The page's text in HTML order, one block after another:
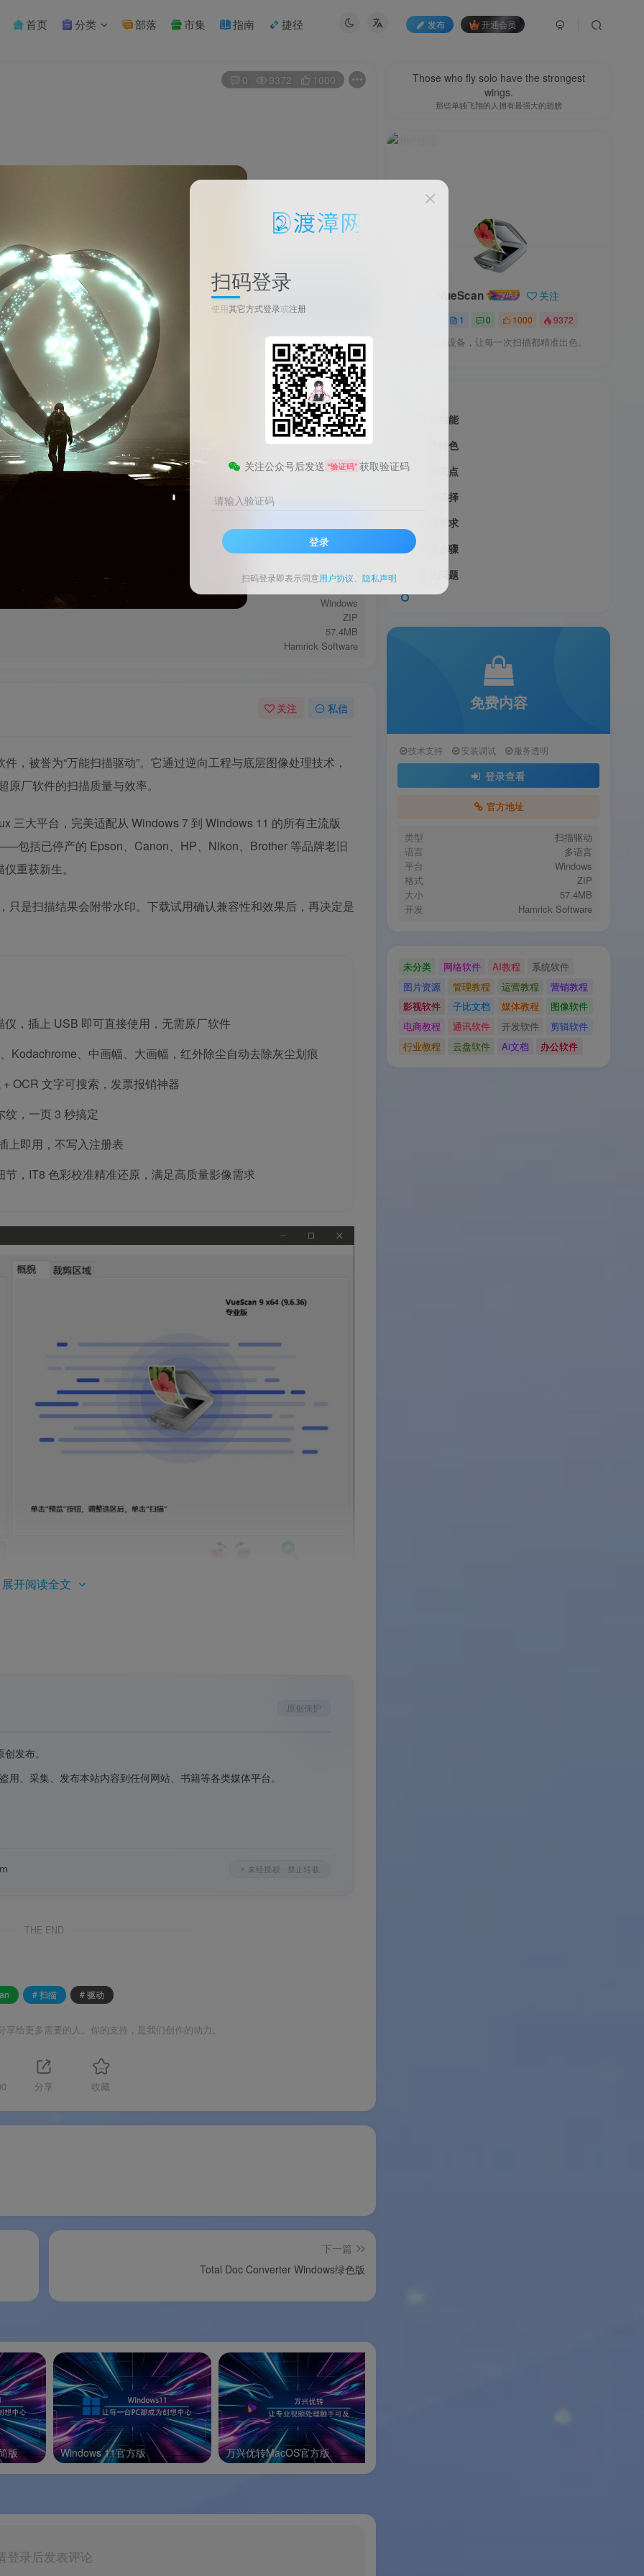
发布 开通会员
首页 分类 部落 市集 指南 捷径
0 9372 1000
Windows专业版
内容为免费资源，请登录后查看
0
技术支持 安装调试
扫描驱动
Windows
ZIP
57.4MB
Hamrick Software
关注 私信
，被誉为“万能扫描驱动”。它通过逆向工程与底层图像处理技术，
厂软件的扫描质量与效率。
三大平台，完美适配从 Windows 7 到 Windows 11 的所有主流版
包括已停产的 Epson、Canon、HP、Nikon、Brother 等品牌老旧
重获新生。
是扫描结果会附带水印。下载试用确认兼容性和效果后，再决定是
，插上 USB 即可直接使用，无需原厂软件
Kodachrome、中画幅、大画幅，红外除尘自动去除灰尘划痕
OCR 文字可搜索，发票报销神器
，一页 3 秒搞定
即用，不写入注册表
，IT8 色彩校准精准还原，满足高质量影像需求
Windows专业版
与 Apple Silicon）、Linux 统一软件，一套技能通吃
保留完整细节供后期调整；红外除尘自动去除灰尘划痕
片扫描仪、幻灯片扫描仪全类型。
保留完整细节，支持后期精细调整。红外除尘（IR Clean）自动
色彩，消除色偏。支持自定义分辨率、色彩模式、曝光、白平
幻灯片、Kodachrome、中画幅、大画幅。多帧降噪降低扫描噪
拼接图像、CLI 命令行批量任务、触摸修整 AI 等实用工具。
程序即可工作，不会修改系统的驱动程序，可以和其他扫描软件
存所有原始传感器数据，可随时回到“冲洗”步骤重新调整曝光、白
展开阅读全文
原创保护
发布。
、采集、发布本站内容到任何网站、书籍等各类媒体平台。
⚡ 未经授权 · 禁止转载
THE END
# 扫描 # 驱动
给更多需要的人。你的支持，是我们创作的动力。
分享 收藏
下一篇
Total Doc Converter Windows绿色版
版 Windows 11官方版 万兴优转MacOS官方版
登录后发表评论
Those who fly solo have the strongest
wings.
那些单独飞翔的人拥有最强大的翅膀
VueScan 关注
1 0 1000 9372
唤醒老旧设备，让每一次扫描都精准出色。
软件功能
软件特色
软件亮点
版本选择
系统要求
操作步骤
常见问题
免费内容
技术支持 安装调试 服务透明
登录查看
官方地址
类型
扫描驱动
语言
多语言
平台
Windows
格式
ZIP
大小
57.4MB
开发
Hamrick Software
未分类 网络软件 AI教程
系统软件
图片资源
管理教程 运营教程
营销教程
影视软件
子比文档 媒体教程
图像软件
电商教程
通讯软件 开发软件
剪辑软件
行业教程
云盘软件 Ai文档 办公软件
扫码登录
使用其它方式登录或注册
关注公众号后发送 “验证码” 获取验证码
请输入验证码
登录
扫码登录即表示同意用户协议 隐私声明